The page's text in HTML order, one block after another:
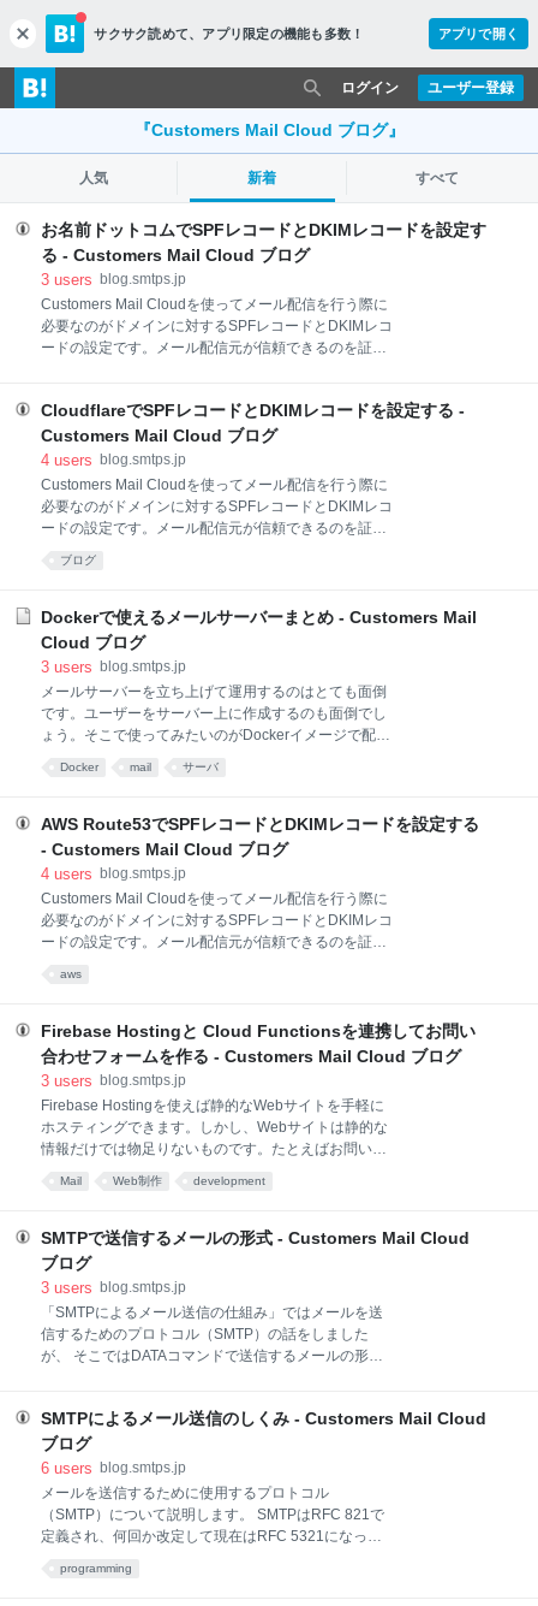
c
l
o
s
サクサク読めて、 アプリ限定の機能も多数！ アプリで開く
ユーザー登録
ログイン
『Customers Mail Cloud ブログ』
人気 新着 すべて
お名前ドットコムでSPFレコードとDKIMレコードを設定す
る - Customers Mail Cloud ブログ
3 users blog.smtps.jp
Customers Mail Cloudを使ってメール配信を行う際に
必要なのがドメインに対するSPFレコードとDKIMレコ
ードの設定です。メール配信元が信頼できるのを証明
異なります。今回はお名前ドットコムでの設定方法を
紹介します。 お名前ドットコムでホストゾーンを作成
する DKIMドメイン設定 DKIMレコードを設定する
DKIMレコードの確認 SPFレコードの設定 SPFレコー
ドの確認 まとめ お名前ドットコムでホストゾーンを作
成する まず最初にお名前ドットコムにログインしてド
すが、今回は試していません。 ドメイン登録 DKIMド
DKIM設定を表示します。そして、ドメインを追加し
CloudflareでSPFレコードとDKIMレコードを設定する -
Customers Mail Cloud ブログ
4 users blog.smtps.jp
Customers Mail Cloudを使ってメール配信を行う際に
必要なのがドメインに対するSPFレコードとDKIMレコ
ードの設定です。メール配信元が信頼できるのを証明
することで、迷惑メールとして処理されるのを防止で
きます。 各ドメイン管理サービスによって設定方法が
ます。 Cloudflareでドメインを登録する DKIMドメイ
ン設定 DKIMレコードを設定する DKIMレコードの確認
SPFレコードの設定 SPFレコードの確認 まとめ
Cloudflareにログインしてドメインを登録します。今
回は外部で登録したドメインをネームサーバー指定す
る形で利用しています。 DKIMドメイン設定
Customers Mail Cloudの管理画面で、DKIM設定を表
ブログ
Dockerで使えるメールサーバーまとめ - Customers Mail
Cloud ブログ
3 users blog.smtps.jp
メールサーバーを立ち上げて運用するのはとても面倒
です。ユーザーをサーバー上に作成するのも面倒でし
ょう。そこで使ってみたいのがDockerイメージで配布
ーバーが一瞬で立ち上げられます。 今回は本番運用可
ます。 docker-mailserver/docker-mailserver SMTPや
IMAP、LDAP、アンチウィルス/スパムが一つになった
メールサーバーが立ち上げられます。本番運用も見据
も含まれています。 docker-mailserver/docker-
mailserver: Production-ready fullstack but simple mail
server (SMTP, IMAP, LDAP, Antispam,
Docker mail サーバ
AWS Route53でSPFレコードとDKIMレコードを設定する
- Customers Mail Cloud ブログ
4 users blog.smtps.jp
Customers Mail Cloudを使ってメール配信を行う際に
必要なのがドメインに対するSPFレコードとDKIMレコ
ードの設定です。メール配信元が信頼できるのを証明
します。 Route53でホストゾーンを作成する まず最初
にRoute53にログインしてホストゾーンを作成しま
す。これはドメイン単位で作成しますので、ドメイン
ームサーバのアドレスが生成されます。このネームサ
ーバのアドレスを任意のドメイン管理サービスのネー
ムサーバ設定に適用します。そうすることで、DNS設
定はRoute53で行えるようになります。 ネームサーバ
aws
Firebase Hostingと Cloud Functionsを連携してお問い
合わせフォームを作る - Customers Mail Cloud ブログ
3 users blog.smtps.jp
Firebase Hostingを使えば静的なWebサイトを手軽に
ホスティングできます。しかし、Webサイトは静的な
情報だけでは物足りないものです。たとえばお問い合
わせフォームなど、動的な要素も組み込みたくなるで
しょう。 Firebase HostingにはCloud Functions for
機能があります。今回はその機能を使ってお問い合わ
せフォームを作ってみました。 Hosting側の設定
firebase CLIでプロジェクトを作成したら、
ト条件を追加します。 "rewrites": [ { "source":
"/functions/**", "function":"contact" } ] Hosting側にて、
HTMLでお問い合わせフォームを作ります。今回は
Mail Web制作 development
SMTPで送信するメールの形式 - Customers Mail Cloud
ブログ
3 users blog.smtps.jp
「SMTPによるメール送信の仕組み」ではメールを送
信するためのプロトコル（SMTP）の話をしました
が、 そこではDATAコマンドで送信するメールの形式
ビットのプロトコルです。 それでやり取りされるメー
ルも７ビットのコードを使用します。 この７ビットで
あることが、様々な制約を生みメールの形式を複雑に
しています。 ヘッダと本文 メールは大きくヘッダと本
文に分けられます。 ヘッダは、ヘッダ名と値の対にな
っておりコロン:で区切られます。 Date: Fri, 29 Sep
（≒バイト）なので、無制限に長くすることはできま
SMTPによるメール送信のしくみ - Customers Mail Cloud
ブログ
6 users blog.smtps.jp
メールを送信するために使用するプロトコル
（SMTP）について説明します。 SMTPはRFC 821で
定義され、何回か改定して現在はRFC 5321になって
基本は同じです。 互換性を保持していてRFC 821の仕
programming